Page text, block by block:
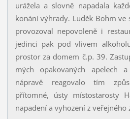
urážela a slovně napadala
konání výhrady. Luděk Bohm ve
provozoval nepovoleně i
jedinci pak pod vlivem
prostor za domem č.p. 39.
mých opakovaných apelech
nápravě reagovalo tím
přítomné, ústy místostarosty
napadení a vyhození z veřejného